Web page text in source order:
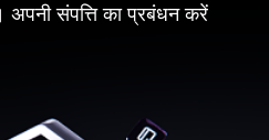
संपत्ति का प्रबंधन करें